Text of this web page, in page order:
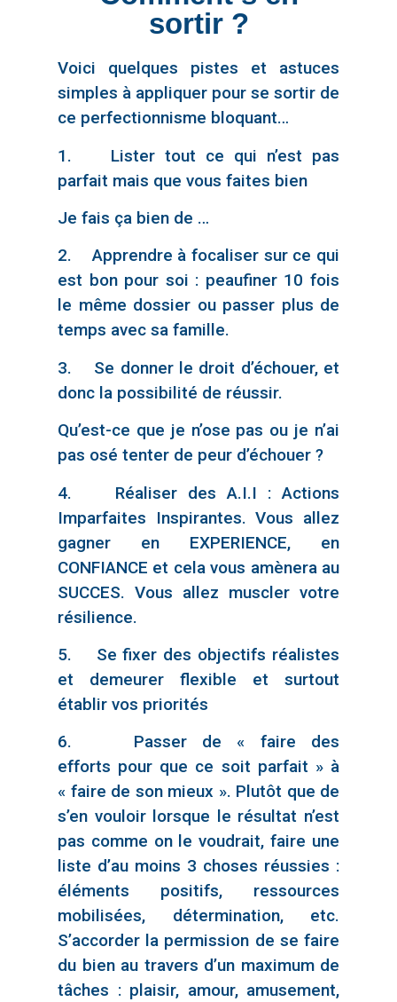
sortir ?
Voici quelques pistes et astuces
simples à appliquer pour se sortir de
ce perfectionnisme bloquant…
1. Lister tout ce qui n’est pas
parfait mais que vous faites bien
Je fais ça bien de …
2. Apprendre à focaliser sur ce qui
est bon pour soi : peaufiner 10 fois
le même dossier ou passer plus de
temps avec sa famille.
3. Se donner le droit d’échouer, et
donc la possibilité de réussir.
Qu’est-ce que je n’ose pas ou je n’ai
pas osé tenter de peur d’échouer ?
4. Réaliser des A.I.I : Actions
Imparfaites Inspirantes. Vous allez
gagner en EXPERIENCE, en
CONFIANCE et cela vous amènera au
SUCCES. Vous allez muscler votre
résilience.
5. Se fixer des objectifs réalistes
et demeurer flexible et surtout
établir vos priorités
6. Passer de « faire des
efforts pour que ce soit parfait » à
« faire de son mieux ». Plutôt que de
s’en vouloir lorsque le résultat n’est
pas comme on le voudrait, faire une
liste d’au moins 3 choses réussies :
éléments positifs, ressources
mobilisées, détermination, etc.
S’accorder la permission de se faire
du bien au travers d’un maximum de
tâches : plaisir, amour, amusement,